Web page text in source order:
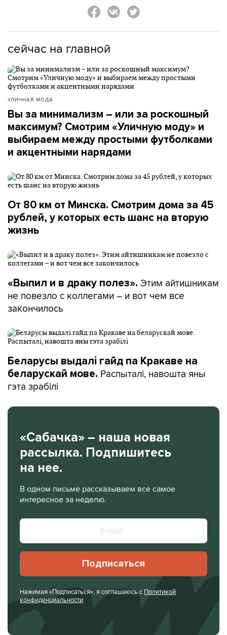
сейчас на главной
УЛИЧНАЯ МОДА
Вы за минимализм – или за роскошный
максимум? Смотрим «Уличную моду» и
выбираем между простыми футболками
и акцентными нарядами
От 80 км от Минска. Смотрим дома за 45
рублей, у которых есть шанс на вторую
жизнь
«Выпил и в драку полез». Этим айтишникам
не повезло с коллегами – и вот чем все
закончилось
Беларусы выдалі гайд па Кракаве на
беларускай мове. Распыталі, навошта яны
гэта зрабілі
«Сабачка» – наша новая
рассылка. Подпишитесь
на нее.
В одном письме рассказываем все самое
интересное за неделю.
Подписаться
Нажимая «Подписаться», я соглашаюсь с Политикой
конфиденциальности.